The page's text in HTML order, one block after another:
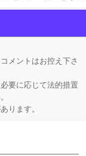
以上届けた24歳女を逮捕
「あり得ないほどダルい」
メントはお控え下さ
要に応じて法的措置
ります。